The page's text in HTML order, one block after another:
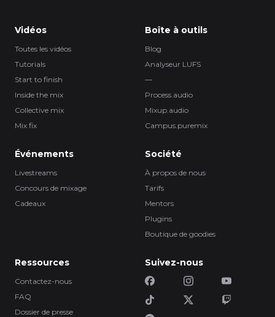
Vidéos
Toutes les vidéos
Tutorials
Start to finish
Inside the mix
Collective mix
Mix fix
Boîte à outils
Blog
Analyseur LUFS
—
Process.audio
Mixup.audio
Campus.puremix
Événements
Livestreams
Concours de mixage
Cadeaux
Société
À propos de nous
Tarifs
Mentors
Plugins
Boutique de goodies
Ressources
Contactez-nous
FAQ
Dossier de presse
Suivez-nous